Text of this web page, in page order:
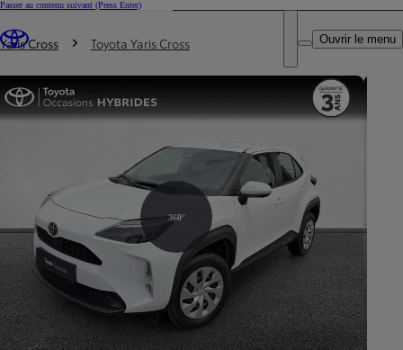
Passer au contenu suivant (Press Enter)
Trouvez un partenaire Toyota
DEALER NAME
Ouvrir le menu
Vous êtes ici
Yaris Cross Toyota Yaris Cross
360°